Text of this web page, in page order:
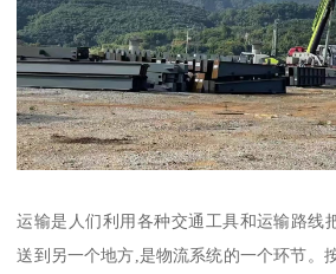
运输是人们利用各种交通工具和运输路线
送到另一个地方,是物流系统的一个环节。